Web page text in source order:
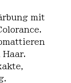
mit